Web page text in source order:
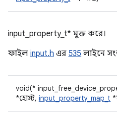
input_property_t* মুক্ত করে।
ফাইল input.h এর 535 লাইনে
void(*
*হোস্ট, input_property_map_t